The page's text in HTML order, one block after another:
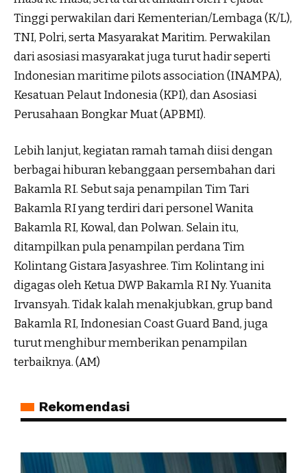
Tinggi perwakilan dari Kementerian/Lembaga (K/L),
TNI, Polri, serta Masyarakat Maritim. Perwakilan
dari asosiasi masyarakat juga turut hadir seperti
Indonesian maritime pilots association (INAMPA),
Kesatuan Pelaut Indonesia (KPI), dan Asosiasi
Perusahaan Bongkar Muat (APBMI).
Lebih lanjut, kegiatan ramah tamah diisi dengan
berbagai hiburan kebanggaan persembahan dari
Bakamla RI. Sebut saja penampilan Tim Tari
Bakamla RI yang terdiri dari personel Wanita
Bakamla RI, Kowal, dan Polwan. Selain itu,
ditampilkan pula penampilan perdana Tim
Kolintang Gistara Jasyashree. Tim Kolintang ini
digagas oleh Ketua DWP Bakamla RI Ny. Yuanita
Irvansyah. Tidak kalah menakjubkan, grup band
Bakamla RI, Indonesian Coast Guard Band, juga
turut menghibur memberikan penampilan
terbaiknya. (AM)
Rekomendasi